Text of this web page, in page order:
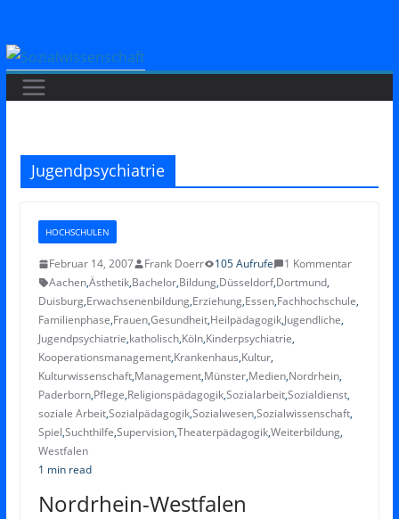
Inhalt
springen
Jugendpsychiatrie
HOCHSCHULEN
Februar 14, 2007 Frank Doerr 105 Aufrufe
1 Kommentar
Aachen,Ästhetik,Bachelor,Bildung,Düsseldorf,Dortmund,
Duisburg,Erwachsenenbildung,Erziehung,Essen,Fachhochschule,
Familienphase,Frauen,Gesundheit,Heilpädagogik,Jugendliche,
Jugendpsychiatrie,katholisch,Köln,Kinderpsychiatrie,
Kooperationsmanagement,Krankenhaus,Kultur,
Kulturwissenschaft,Management,Münster,Medien,Nordrhein,
Paderborn,Pflege,Religionspädagogik,Sozialarbeit,Sozialdienst,
soziale Arbeit,Sozialpädagogik,Sozialwesen,Sozialwissenschaft,
Spiel,Suchthilfe,Supervision,Theaterpädagogik,Weiterbildung,
Westfalen
1 min read
Nordrhein-Westfalen